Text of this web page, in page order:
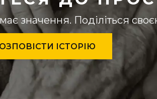
значення. Поділіться
ІСТОРІЮ